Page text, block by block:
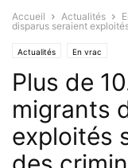
Accueil Actualités
disparus seraient
Actualités En vrac
Plus de
migrants
exploités